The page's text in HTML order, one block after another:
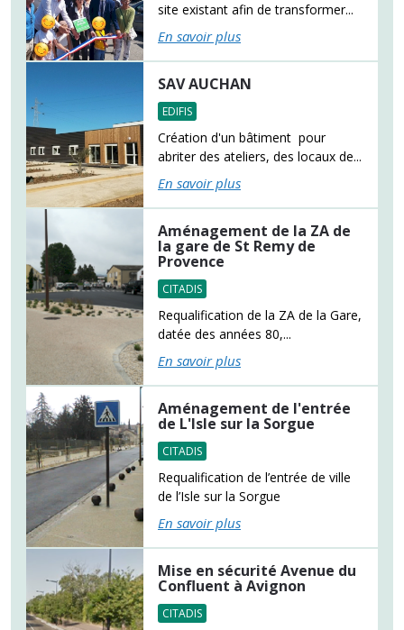
site existant afin de transformer...
En savoir plus
SAV AUCHAN
EDIFIS
Création d'un bâtiment pour
abriter des ateliers, des locaux de...
En savoir plus
Aménagement de la ZA de
la gare de St Remy de
Provence
CITADIS
Requalification de la ZA de la Gare,
datée des années 80,...
En savoir plus
Aménagement de l'entrée
de L'Isle sur la Sorgue
CITADIS
Requalification de l’entrée de ville
de l’Isle sur la Sorgue
En savoir plus
Mise en sécurité Avenue du
Confluent à Avignon
CITADIS